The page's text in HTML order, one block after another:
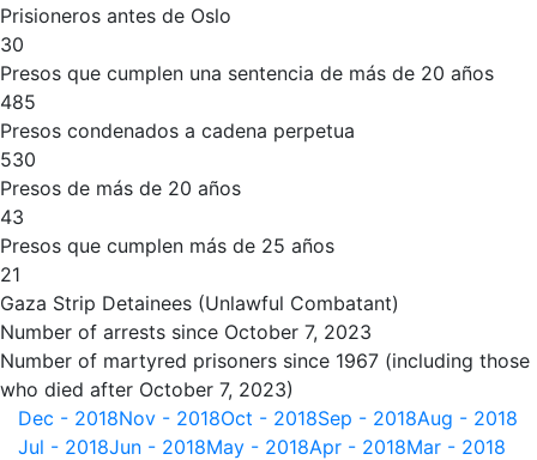
Prisioneros antes de Oslo
30
Presos que cumplen una sentencia de más de 20 años
485
Presos condenados a cadena perpetua
530
Presos de más de 20 años
43
Presos que cumplen más de 25 años
21
Gaza Strip Detainees (Unlawful Combatant)
Number of arrests since October 7, 2023
Number of martyred prisoners since 1967 (including those
who died after October 7, 2023)
Dec - 2018Nov - 2018Oct - 2018Sep - 2018Aug - 2018
Jul - 2018Jun - 2018May - 2018Apr - 2018Mar - 2018